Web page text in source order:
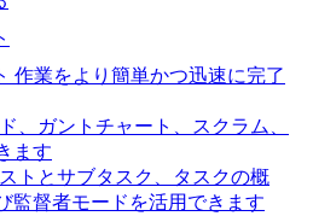
作業をより簡単かつ迅速に完了
、ガントチャート、スクラム、
ます
トとサブタスク、タスクの概
監督者モードを活用できます